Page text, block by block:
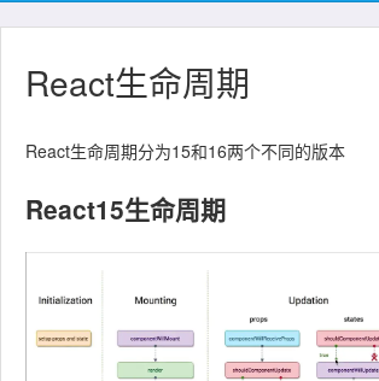
React生命周期
React生命周期分为15和16两个不同的版本
React15生命周期